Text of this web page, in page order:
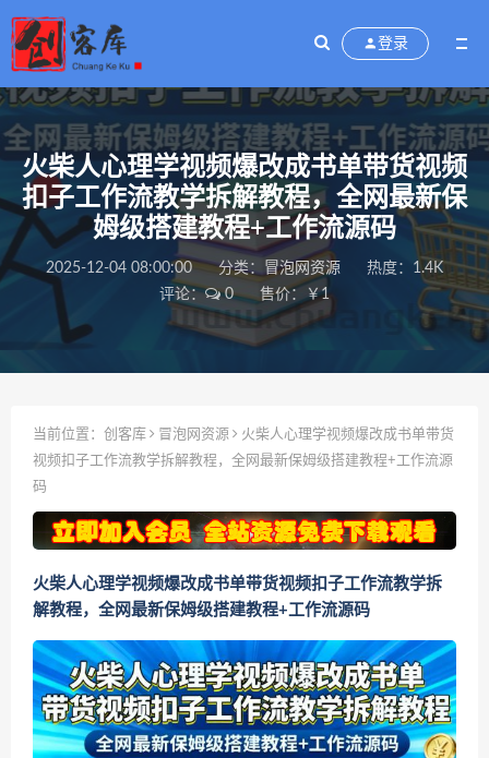
登录
火柴人心理学视频爆改成书单带货视频
扣子工作流教学拆解教程，全网最新保
姆级搭建教程+工作流源码
2025-12-04 08:00:00 分类： 冒泡网资源
热度：1.4K
评论：
0 售价：￥1
当前位置： 创客库 冒泡网资源
火柴人心理学视频爆改成书单带货
视频扣子工作流教学拆解教程，全网最新保姆级搭建教程+工作流源
码
火柴人心理学视频爆改成书单带货视频扣子工作流教学拆
解教程，全网最新保姆级搭建教程+工作流源码